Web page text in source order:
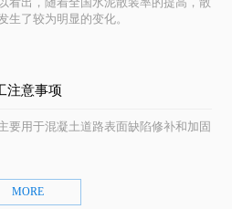
生了较为明显的变化。
注意事项
要用于混凝土道路表面缺陷修补和加固
MORE